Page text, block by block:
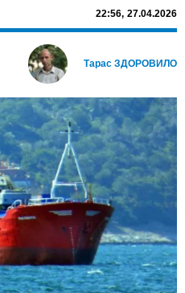
22:56, 27.04.2026
Тарас ЗДОРОВИЛО